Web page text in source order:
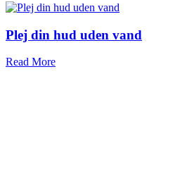
Plej din hud uden vand
Read More